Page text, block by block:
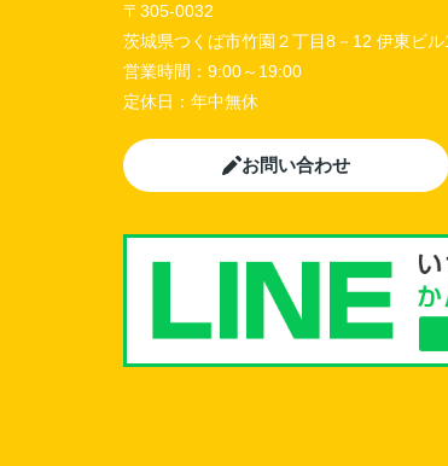
〒305-0032
茨城県つくば市竹園２丁目8－12 伊東ビル
営業時間： 9:00～19:00
定休日： 年中無休
お問い合わせ